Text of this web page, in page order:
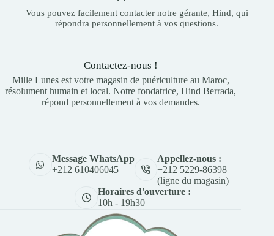
Vous pouvez facilement contacter notre gérante, Hind, qui
répondra personnellement à vos questions.
Contactez-nous !
Mille Lunes est votre magasin de puériculture au Maroc,
résolument humain et local. Notre fondatrice, Hind Berrada,
répond personnellement à vos demandes.
Message WhatsApp
+212 610406045
Appellez-nous :
+212 5229-86398
(ligne du magasin)
Horaires d'ouverture :
10h - 19h30